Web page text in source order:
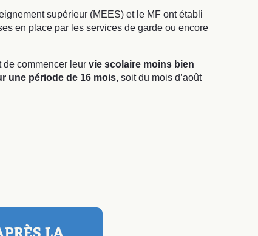
supérieur (MEES) et le MF ont établi
en place par les services de garde ou encore
de commencer leur vie scolaire moins bien
une période de 16 mois, soit du mois d’août